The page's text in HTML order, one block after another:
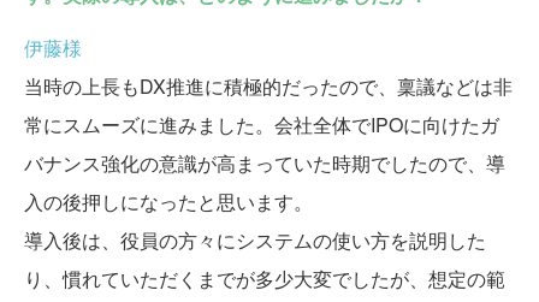
伊藤様
当時の上長もDX推進に積極的だったので、稟議などは非
常にスムーズに進みました。会社全体でIPOに向けたガ
バナンス強化の意識が高まっていた時期でしたので、導
入の後押しになったと思います。
導入後は、役員の方々にシステムの使い方を説明した
り、慣れていただくまでが多少大変でしたが、想定の範